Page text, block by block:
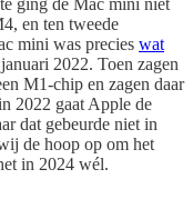
ging de Mac mini niet
en ten tweede
mini was precies wat
2022. Toen zagen
M1-chip en zagen daar
2022 gaat Apple de
dat gebeurde niet in
de hoop op om het
in 2024 wél.